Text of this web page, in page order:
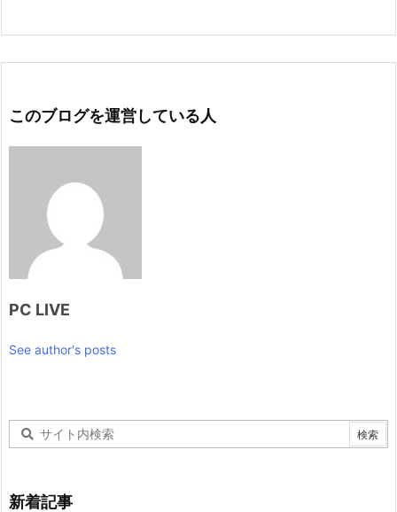
このブログを運営している人
PC LIVE
See author's posts
新着記事